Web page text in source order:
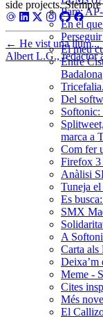
Pare:
En el
El meu
Entre
Badalona
Del
marca a
Com fer
Firefox
Anàlisi
Tuneja
Es
SMX
A
Carta als
Deixa’m
Meme -
Cites
Més
El
side projects.
← He vist una llum...
Albert L.G., redactor